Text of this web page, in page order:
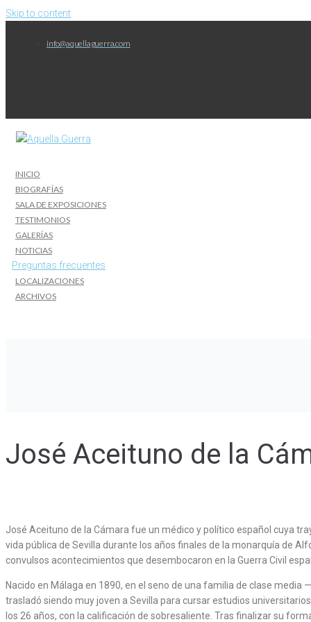
Skip to content
info@aquellaguerra.com
INICIO
BIOGRAFÍAS
SALA DE EXPOSICIONES
TESTIMONIOS
GALERÍAS
NOTICIAS
Preguntas frecuentes
LOCALIZACIONES
ARCHIVOS
José Aceituno de la
José Aceituno de la Cámara fue un médico y político español cuya
vida pública de Sevilla durante los años finales de la monarquía de
convulsos acontecimientos que desembocaron en la Guerra Civil
Nacido en Málaga en 1890, en el seno de una familia de clase
trasladó siendo muy joven a Sevilla para cursar estudios
los 26 años, con la calificación de sobresaliente. Tras finalizar su